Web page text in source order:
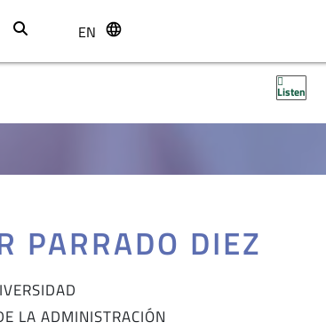
BuscarEN
Listen
PARRADO DIEZ
LA ADMINISTRACIÓN